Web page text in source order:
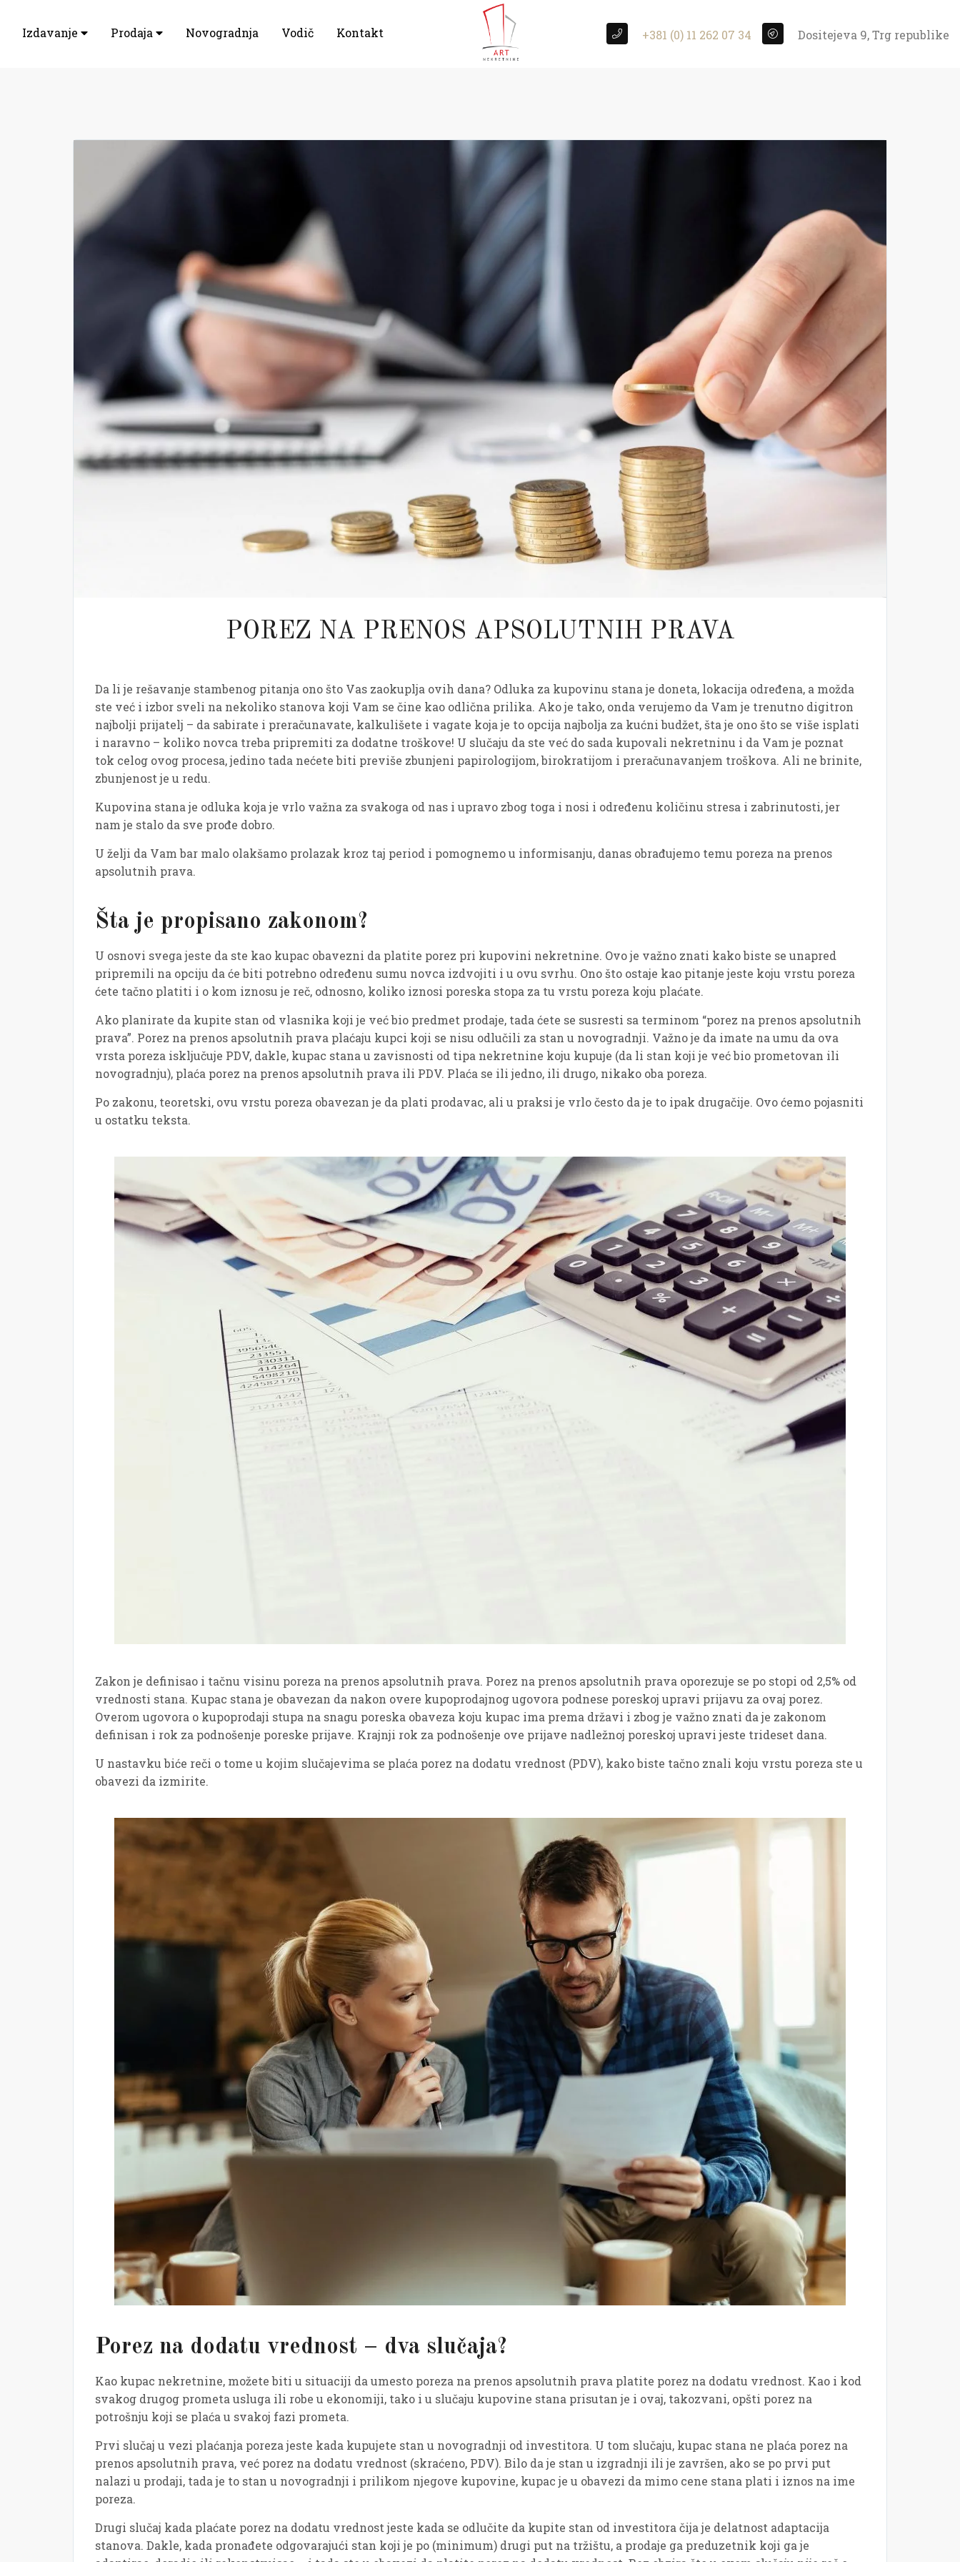
Izdavanje Prodaja Novogradnja Vodič Kontakt +381 (0) 11 262 07 34 Dositejeva 9, Trg republike
POREZ NA PRENOS APSOLUTNIH PRAVA
Da li je rešavanje stambenog pitanja ono što Vas zaokuplja ovih dana? Odluka za kupovinu stana je doneta, lokacija određena, a možda
ste već i izbor sveli na nekoliko stanova koji Vam se čine kao odlična prilika. Ako je tako, onda verujemo da Vam je trenutno digitron
najbolji prijatelj – da sabirate i preračunavate, kalkulišete i vagate koja je to opcija najbolja za kućni budžet, šta je ono što se više isplati
i naravno – koliko novca treba pripremiti za dodatne troškove! U slučaju da ste već do sada kupovali nekretninu i da Vam je poznat
tok celog ovog procesa, jedino tada nećete biti previše zbunjeni papirologijom, birokratijom i preračunavanjem troškova. Ali ne brinite,
zbunjenost je u redu.
Kupovina stana je odluka koja je vrlo važna za svakoga od nas i upravo zbog toga i nosi i određenu količinu stresa i zabrinutosti, jer
nam je stalo da sve prođe dobro.
U želji da Vam bar malo olakšamo prolazak kroz taj period i pomognemo u informisanju, danas obrađujemo temu poreza na prenos
apsolutnih prava.
Šta je propisano zakonom?
U osnovi svega jeste da ste kao kupac obavezni da platite porez pri kupovini nekretnine. Ovo je važno znati kako biste se unapred
pripremili na opciju da će biti potrebno određenu sumu novca izdvojiti i u ovu svrhu. Ono što ostaje kao pitanje jeste koju vrstu poreza
ćete tačno platiti i o kom iznosu je reč, odnosno, koliko iznosi poreska stopa za tu vrstu poreza koju plaćate.
Ako planirate da kupite stan od vlasnika koji je već bio predmet prodaje, tada ćete se susresti sa terminom “porez na prenos apsolutnih
prava”. Porez na prenos apsolutnih prava plaćaju kupci koji se nisu odlučili za stan u novogradnji. Važno je da imate na umu da ova
vrsta poreza isključuje PDV, dakle, kupac stana u zavisnosti od tipa nekretnine koju kupuje (da li stan koji je već bio prometovan ili
novogradnju), plaća porez na prenos apsolutnih prava ili PDV. Plaća se ili jedno, ili drugo, nikako oba poreza.
Po zakonu, teoretski, ovu vrstu poreza obavezan je da plati prodavac, ali u praksi je vrlo često da je to ipak drugačije. Ovo ćemo pojasniti
u ostatku teksta.
Zakon je definisao i tačnu visinu poreza na prenos apsolutnih prava. Porez na prenos apsolutnih prava oporezuje se po stopi od 2,5% od
vrednosti stana. Kupac stana je obavezan da nakon overe kupoprodajnog ugovora podnese poreskoj upravi prijavu za ovaj porez.
Overom ugovora o kupoprodaji stupa na snagu poreska obaveza koju kupac ima prema državi i zbog je važno znati da je zakonom
definisan i rok za podnošenje poreske prijave. Krajnji rok za podnošenje ove prijave nadležnoj poreskoj upravi jeste trideset dana.
U nastavku biće reči o tome u kojim slučajevima se plaća porez na dodatu vrednost (PDV), kako biste tačno znali koju vrstu poreza ste u
obavezi da izmirite.
Porez na dodatu vrednost – dva slučaja?
Kao kupac nekretnine, možete biti u situaciji da umesto poreza na prenos apsolutnih prava platite porez na dodatu vrednost. Kao i kod
svakog drugog prometa usluga ili robe u ekonomiji, tako i u slučaju kupovine stana prisutan je i ovaj, takozvani, opšti porez na
potrošnju koji se plaća u svakoj fazi prometa.
Prvi slučaj u vezi plaćanja poreza jeste kada kupujete stan u novogradnji od investitora. U tom slučaju, kupac stana ne plaća porez na
prenos apsolutnih prava, već porez na dodatu vrednost (skraćeno, PDV). Bilo da je stan u izgradnji ili je završen, ako se po prvi put
nalazi u prodaji, tada je to stan u novogradnji i prilikom njegove kupovine, kupac je u obavezi da mimo cene stana plati i iznos na ime
poreza.
Drugi slučaj kada plaćate porez na dodatu vrednost jeste kada se odlučite da kupite stan od investitora čija je delatnost adaptacija
stanova. Dakle, kada pronađete odgovarajući stan koji je po (minimum) drugi put na tržištu, a prodaje ga preduzetnik koji ga je